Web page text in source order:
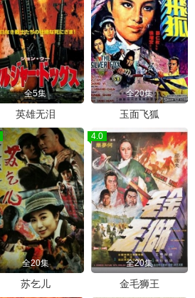
全5集
英雄无泪
全20集
玉面飞狐
全20集
苏乞儿
4.0
全20集
金毛狮王